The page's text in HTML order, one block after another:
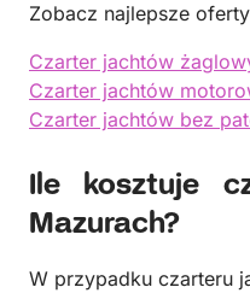
Zobacz najlepsze
Czarter jachtów
Czarter jachtów
Czarter jachtów bez
Ile kosztuje
Mazurach?
W przypadku czarteru